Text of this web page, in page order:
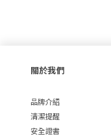
關於我們
品牌介紹
清潔提醒
安全證書